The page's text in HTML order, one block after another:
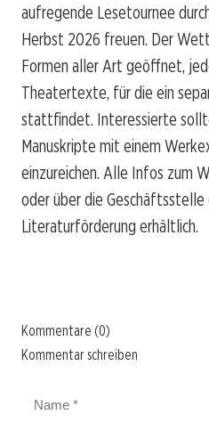
aufregende Lesetournee
Herbst 2026 freuen. Der
Formen aller Art geöffnet,
Theatertexte, für die ein
stattfindet. Interessierte
Manuskripte mit einem
einzureichen. Alle Infos zum
oder über die
Literaturförderung erhältlich.
Kommentare (0)
Kommentar schreiben